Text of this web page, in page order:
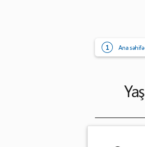
Ana səhifə